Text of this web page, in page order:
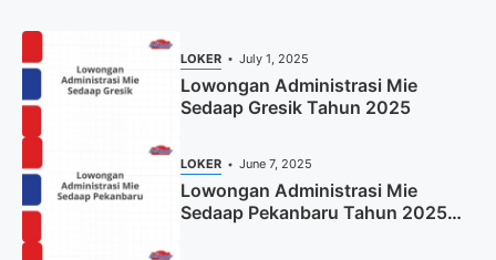
LOKER July 1, 2025
Lowongan Administrasi Mie
Sedaap Gresik Tahun 2025
LOKER June 7, 2025
Lowongan Administrasi Mie
Sedaap Pekanbaru Tahun 2025